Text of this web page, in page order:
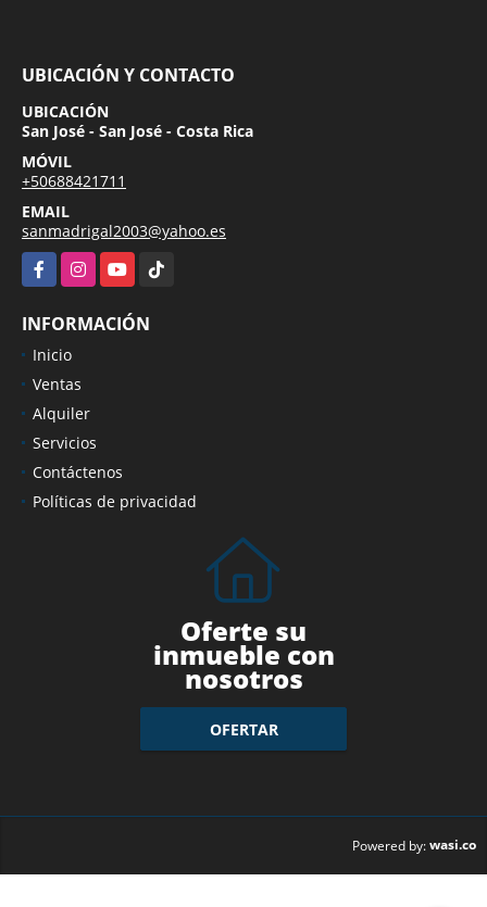
UBICACIÓN Y CONTACTO
UBICACIÓN
San José - San José - Costa Rica
MÓVIL
+50688421711
EMAIL
sanmadrigal2003@yahoo.es
FacebookInstagramYouTubeTikTok
INFORMACIÓN
Inicio
Ventas
Alquiler
Servicios
Contáctenos
Políticas de privacidad
Oferte su
inmueble con
nosotros
OFERTAR
Powered by:wasi.co